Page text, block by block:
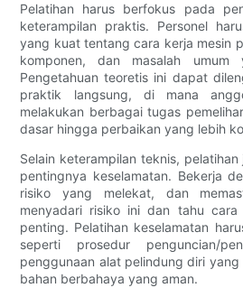
Pelatihan harus berfokus pada
keterampilan praktis. Personel
yang kuat tentang cara kerja mesin
komponen, dan masalah umum
Pengetahuan teoretis ini dapat
praktik langsung, di mana
melakukan berbagai tugas
dasar hingga perbaikan yang lebih
Selain keterampilan teknis,
pentingnya keselamatan. Bekerja
risiko yang melekat, dan
menyadari risiko ini dan tahu cara
penting. Pelatihan keselamatan
seperti prosedur penguncian/
penggunaan alat pelindung diri
bahan berbahaya yang aman.